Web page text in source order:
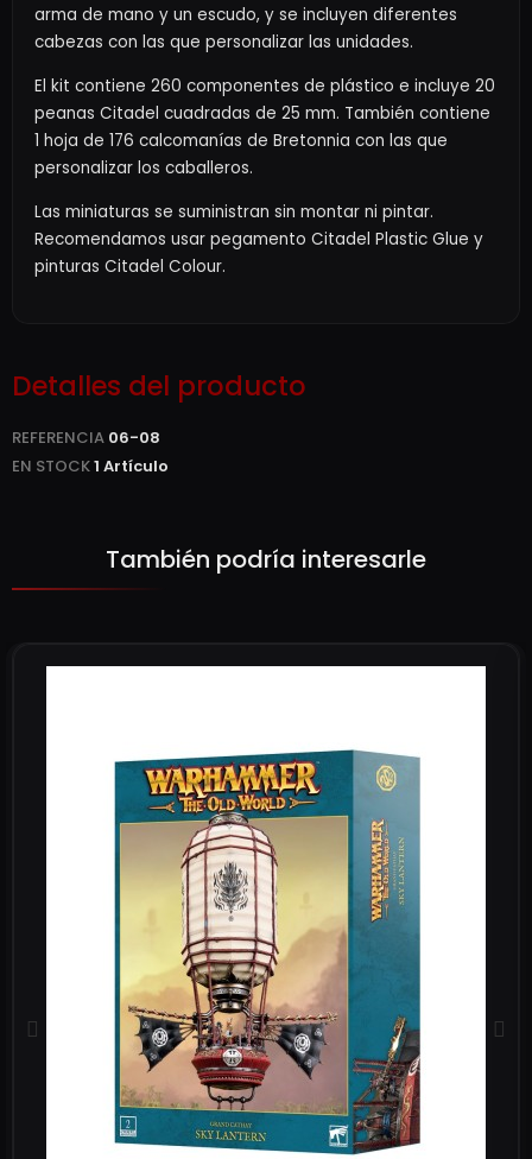
arma de mano y un escudo, y se incluyen diferentes
cabezas con las que personalizar las unidades.
El kit contiene 260 componentes de plástico e incluye 20
peanas Citadel cuadradas de 25 mm. También contiene
1 hoja de 176 calcomanías de Bretonnia con las que
personalizar los caballeros.
Las miniaturas se suministran sin montar ni pintar.
Recomendamos usar pegamento Citadel Plastic Glue y
pinturas Citadel Colour.
Detalles del producto
REFERENCIA 06-08
EN STOCK1 Artículo
También podría interesarle